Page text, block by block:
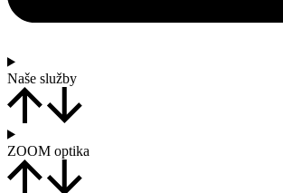
Naše služby
ZOOM optika